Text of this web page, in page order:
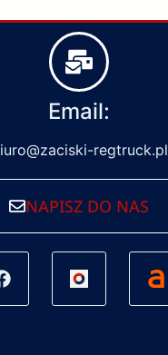
Email:
regtruck.pl
NAPISZ DO NAS